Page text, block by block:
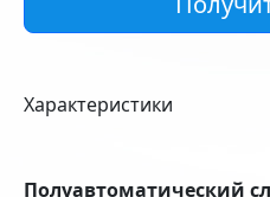
Характеристики
Полуавтоматический